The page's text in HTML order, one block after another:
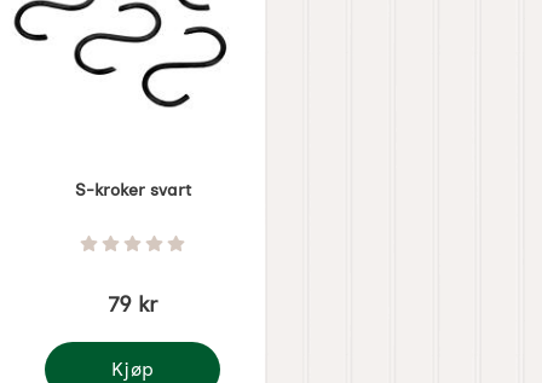
S-kroker svart
Varenummer 6464Vurdering: 0 Stjerne av 5
79 kr
Kjøp